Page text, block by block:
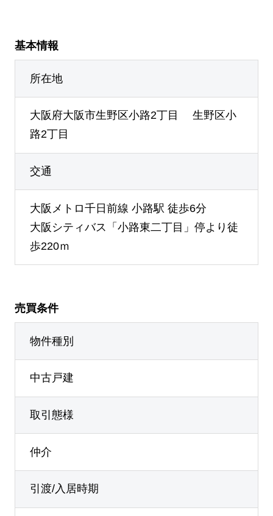
基本情報
所在地
大阪府大阪市生野区小路2丁目 生野区小
路2丁目
交通
大阪メトロ千日前線 小路駅 徒歩6分
大阪シティバス「小路東二丁目」停より徒
歩220ｍ
売買条件
物件種別
中古戸建
取引態様
仲介
引渡/入居時期